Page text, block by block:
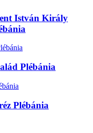
István Király
Plébánia
Plébánia